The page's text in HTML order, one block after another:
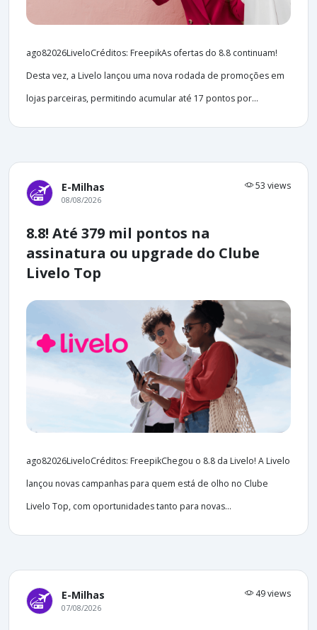
ago82026LiveloCréditos: FreepikAs ofertas do 8.8 continuam!
Desta vez, a Livelo lançou uma nova rodada de promoções em
lojas parceiras, permitindo acumular até 17 pontos por...
E-Milhas 53 views
08/08/2026
8.8! Até 379 mil pontos na
assinatura ou upgrade do Clube
Livelo Top
ago82026LiveloCréditos: FreepikChegou o 8.8 da Livelo! A Livelo
lançou novas campanhas para quem está de olho no Clube
Livelo Top, com oportunidades tanto para novas...
E-Milhas 49 views
07/08/2026